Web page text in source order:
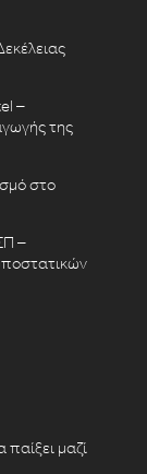
–
της
στο
–
μαζί